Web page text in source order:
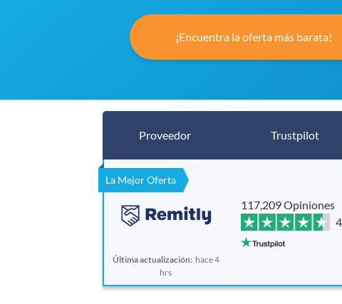
¡Encuentra la oferta más barata!
Proveedor Trustpilot
La Mejor Oferta
Última actualización: hace 4
hrs
117,209 Opiniones